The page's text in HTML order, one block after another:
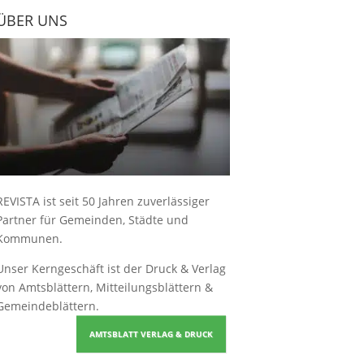
UNS
ist seit 50 Jahren zuverlässiger
für Gemeinden, Städte und
Kerngeschäft ist der Druck & Verlag
Amtsblättern, Mitteilungsblättern &
.
AMTSBLATT VERLAG & DRUCK